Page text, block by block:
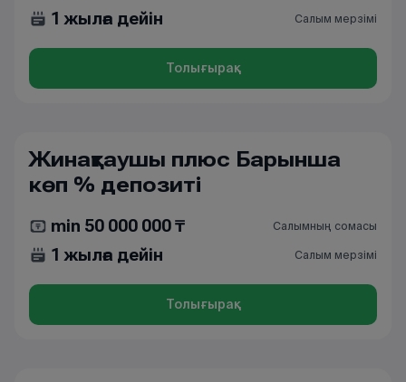
1 жылға дейін Салым мерзімі
Толығырақ
Жинақтаушы плюс Барынша
көп % депозиті
min 50 000 000 ₸ Салымның сомасы
1 жылға дейін Салым мерзімі
Толығырақ